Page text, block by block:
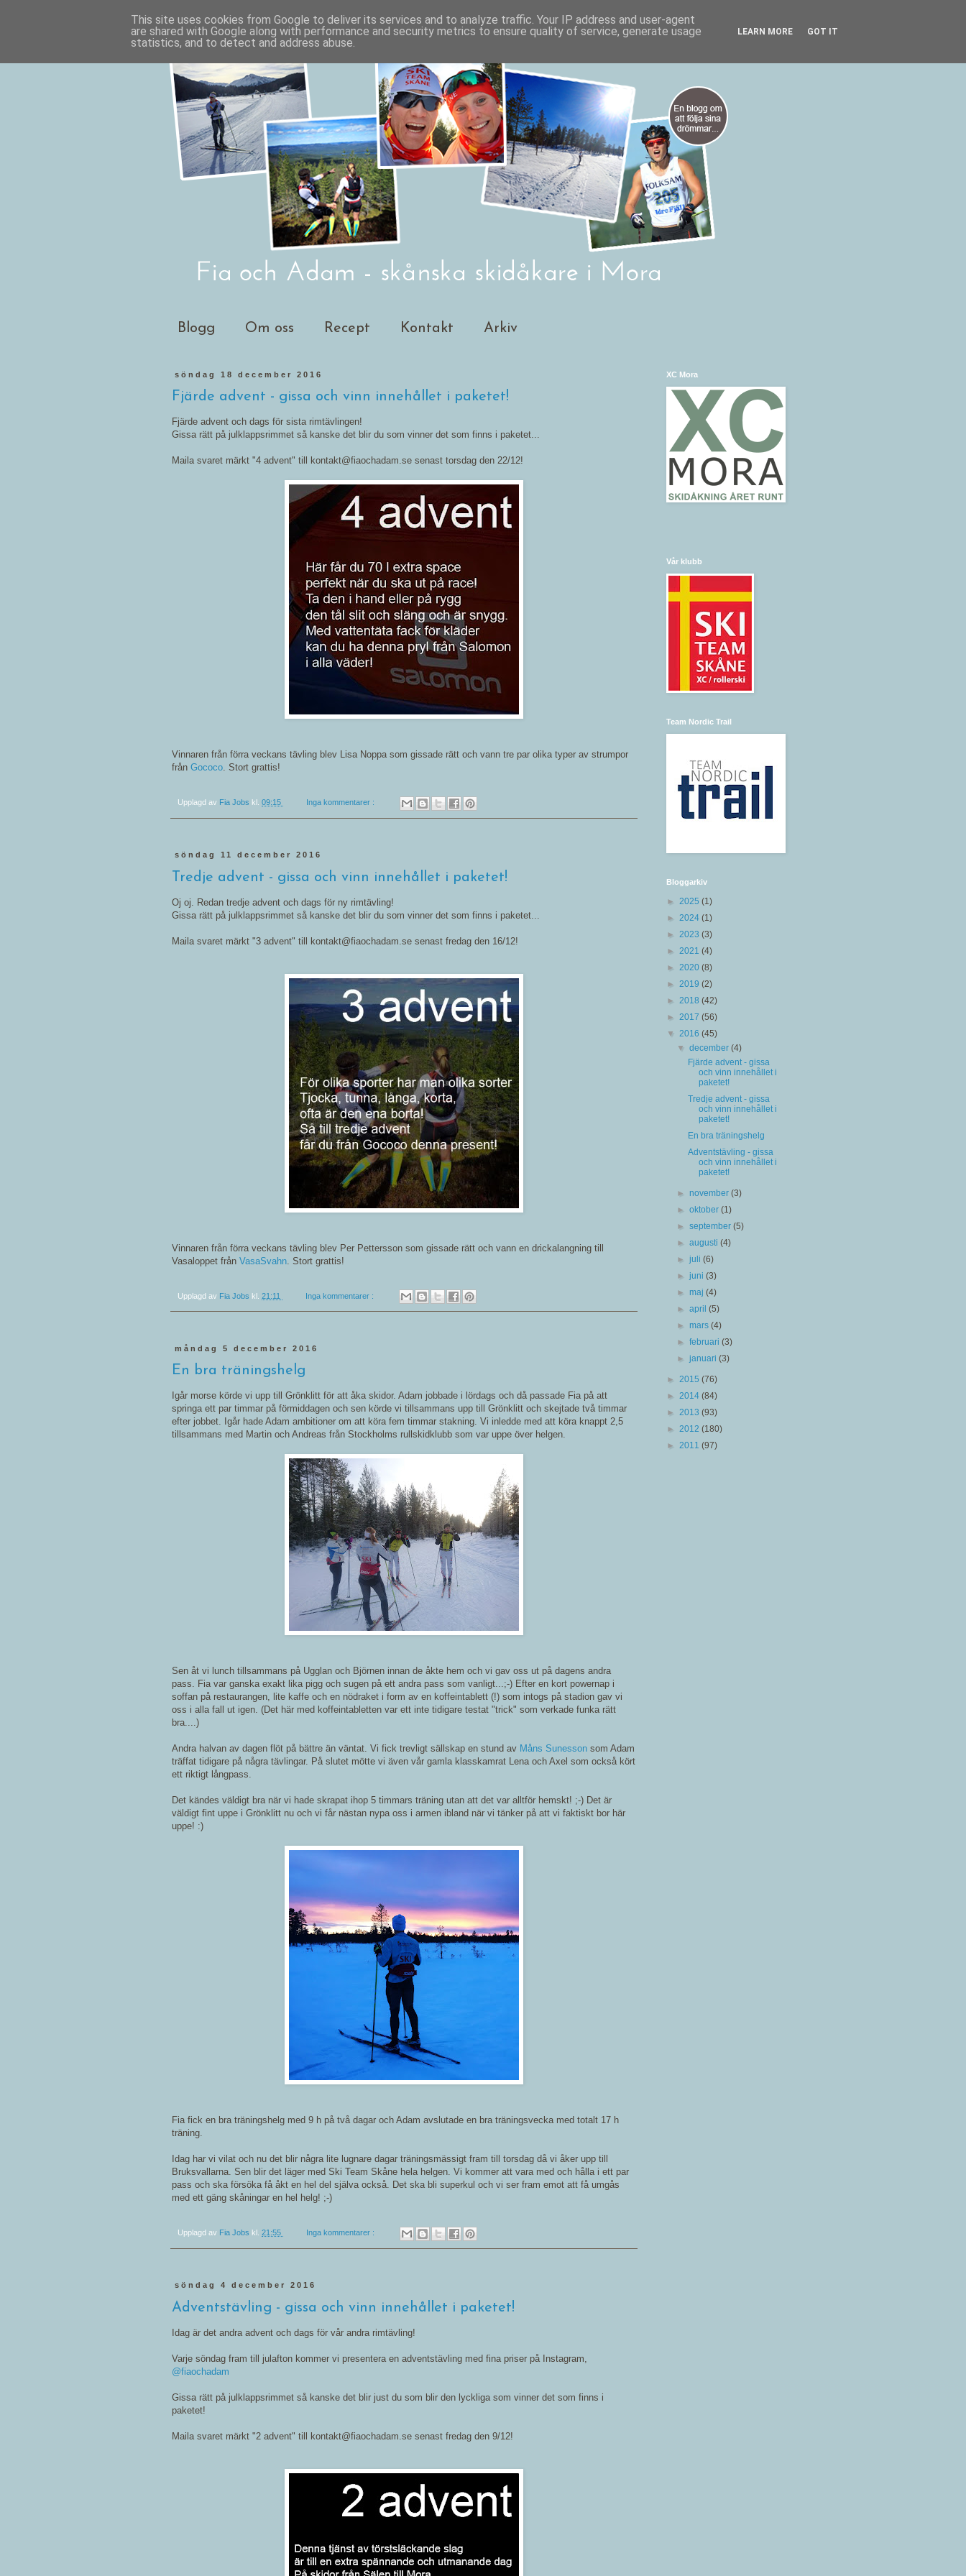
Blogg Om oss Recept Kontakt Arkiv
söndag 18 december 2016
Fjärde advent - gissa och vinn innehållet i paketet!
Fjärde advent och dags för sista rimtävlingen!
Gissa rätt på julklappsrimmet så kanske det blir du som vinner det som finns i paketet...
Maila svaret märkt "4 advent" till kontakt@fiaochadam.se senast torsdag den 22/12!
Vinnaren från förra veckans tävling blev Lisa Noppa som gissade rätt och vann tre par olika typer av strumpor
från Gococo. Stort grattis!
Upplagd av Fia Jobs kl. 09:15 Inga kommentarer :
söndag 11 december 2016
Tredje advent - gissa och vinn innehållet i paketet!
Oj oj. Redan tredje advent och dags för ny rimtävling!
Gissa rätt på julklappsrimmet så kanske det blir du som vinner det som finns i paketet...
Maila svaret märkt "3 advent" till kontakt@fiaochadam.se senast fredag den 16/12!
Vinnaren från förra veckans tävling blev Per Pettersson som gissade rätt och vann en drickalangning till
Vasaloppet från VasaSvahn . Stort grattis!
Upplagd av Fia Jobs kl. 21:11 Inga kommentarer :
måndag 5 december 2016
En bra träningshelg
Igår morse körde vi upp till Grönklitt för att åka skidor. Adam jobbade i lördags och då passade Fia på att
springa ett par timmar på förmiddagen och sen körde vi tillsammans upp till Grönklitt och skejtade två timmar
efter jobbet. Igår hade Adam ambitioner om att köra fem timmar stakning. Vi inledde med att köra knappt 2,5
tillsammans med Martin och Andreas från Stockholms rullskidklubb som var uppe över helgen.
Sen åt vi lunch tillsammans på Ugglan och Björnen innan de åkte hem och vi gav oss ut på dagens andra
pass. Fia var ganska exakt lika pigg och sugen på ett andra pass som vanligt...;-) Efter en kort powernap i
soffan på restaurangen, lite kaffe och en nödraket i form av en koffeintablett (!) som intogs på stadion gav vi
oss i alla fall ut igen. (Det här med koffeintabletten var ett inte tidigare testat "trick" som verkade funka rätt
bra....)
Andra halvan av dagen flöt på bättre än väntat. Vi fick trevligt sällskap en stund av Måns Sunesson som Adam
träffat tidigare på några tävlingar. På slutet mötte vi även vår gamla klasskamrat Lena och Axel som också kört
ett riktigt långpass.
Det kändes väldigt bra när vi hade skrapat ihop 5 timmars träning utan att det var alltför hemskt! ;-) Det är
väldigt fint uppe i Grönklitt nu och vi får nästan nypa oss i armen ibland när vi tänker på att vi faktiskt bor här
uppe! :)
Fia fick en bra träningshelg med 9 h på två dagar och Adam avslutade en bra träningsvecka med totalt 17 h
träning.
Idag har vi vilat och nu det blir några lite lugnare dagar träningsmässigt fram till torsdag då vi åker upp till
Bruksvallarna. Sen blir det läger med Ski Team Skåne hela helgen. Vi kommer att vara med och hålla i ett par
pass och ska försöka få åkt en hel del själva också. Det ska bli superkul och vi ser fram emot att få umgås
med ett gäng skåningar en hel helg! ;-)
Upplagd av Fia Jobs kl. 21:55 Inga kommentarer :
söndag 4 december 2016
Adventstävling - gissa och vinn innehållet i paketet!
Idag är det andra advent och dags för vår andra rimtävling!
Varje söndag fram till julafton kommer vi presentera en adventstävling med fina priser på Instagram,
@fiaochadam
Gissa rätt på julklappsrimmet så kanske det blir just du som blir den lyckliga som vinner det som finns i
paketet!
Maila svaret märkt "2 advent" till kontakt@fiaochadam.se senast fredag den 9/12!
XC Mora
Vår klubb
Team Nordic Trail
Bloggarkiv
► 2025 (1)
► 2024 (1)
► 2023 (3)
► 2021 (4)
► 2020 (8)
► 2019 (2)
► 2018 (42)
► 2017 (56)
▼ 2016 (45)
▼december(4)
Fjärde advent - gissa
och vinn innehållet i
paketet!
Tredje advent - gissa
och vinn innehållet i
paketet!
En bra träningshelg
Adventstävling - gissa
och vinn innehållet i
paketet!
►november(3)
►oktober(1)
►september(5)
►augusti(4)
►juli(6)
►juni(3)
►maj(4)
►april(5)
►mars(4)
►februari(3)
►januari(3)
► 2015 (76)
► 2014 (84)
► 2013 (93)
► 2012 (180)
► 2011 (97)
This site uses cookies from Google to deliver its services and to analyze traffic. Your IP address and user-agent
are shared with Google along with performance and security metrics to ensure quality of service, generate usage
statistics, and to detect and address abuse.
LEARN MORE GOT IT